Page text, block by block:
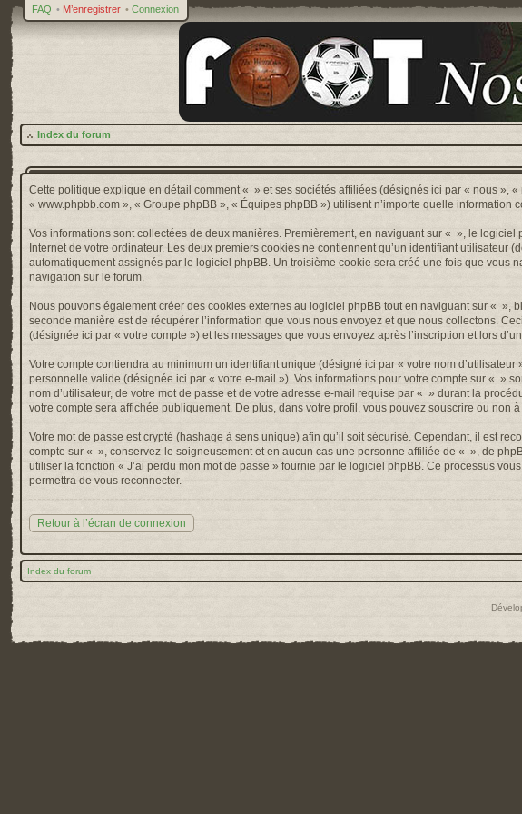
FAQ • M’enregistrer • Connexion
Index du forum
Cette politique explique en détail comment « » et ses sociétés affiliées (désignés ici par « nous »,
« www.phpbb.com », « Groupe phpBB », « Équipes phpBB ») utilisent n’importe quelle
Vos informations sont collectées de deux manières. Premièrement, en naviguant sur « », le
Internet de votre ordinateur. Les deux premiers cookies ne contiennent qu’un identifiant
automatiquement assignés par le logiciel phpBB. Un troisième cookie sera créé une fois que
navigation sur le forum.
Nous pouvons également créer des cookies externes au logiciel phpBB tout en naviguant sur «
seconde manière est de récupérer l’information que vous nous envoyez et que nous collectons.
(désignée ici par « votre compte ») et les messages que vous envoyez après l’inscription et lors
Votre compte contiendra au minimum un identifiant unique (désigné ici par « votre nom
personnelle valide (désignée ici par « votre e-mail »). Vos informations pour votre compte sur « »
nom d’utilisateur, de votre mot de passe et de votre adresse e-mail requise par « » durant la
votre compte sera affichée publiquement. De plus, dans votre profil, vous pouvez souscrire ou non
Votre mot de passe est crypté (hashage à sens unique) afin qu’il soit sécurisé. Cependant, il est
compte sur « », conservez-le soigneusement et en aucun cas une personne affiliée de « », de
utiliser la fonction « J’ai perdu mon mot de passe » fournie par le logiciel phpBB. Ce processus
permettra de vous reconnecter.
Retour à l’écran de connexion
Index du forum